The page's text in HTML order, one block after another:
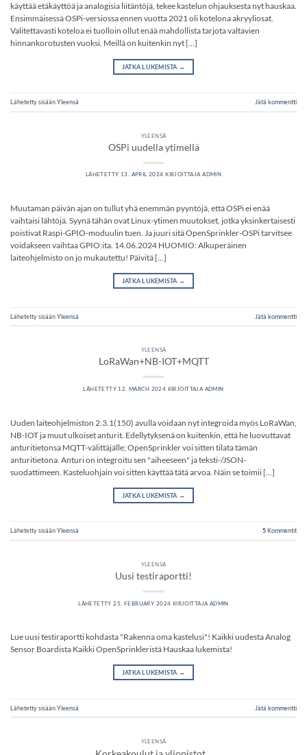
käyttää etäkäyttöä ja analogisia liitäntöjä, tekee kastelun ohjauksesta nyt hauskaa.
Ensimmäisessä OSPi-versiossa ennen vuotta 2021 oli kotelona akryyliosat.
Valitettavasti koteloa ei tuolloin ollut enää mahdollista tarjota valtavien
hinnankorotusten vuoksi. Meillä on kuitenkin nyt […]
JATKA LUKEMISTA →
Lähetetty sisäänYleensä Jätä kommentti
YLEENSÄ
OSPi uudella ytimellä
LÄHETETTY 13. APRIL 2024 KIRJOITTAJAADMIN
Muutaman päivän ajan on tullut yhä enemmän pyyntöjä, että OSPi ei enää
vaihtaisi lähtöjä. Syynä tähän ovat Linux-ytimen muutokset, jotka yksinkertaisesti
poistivat Raspi-GPIO-moduulin tuen. Ja juuri sitä OpenSprinkler-OSPi tarvitsee
voidakseen vaihtaa GPIO:ita. 14.06.2024 HUOMIO: Alkuperäinen
laiteohjelmisto on jo mukautettu! Päivitä […]
JATKA LUKEMISTA →
Lähetetty sisäänYleensä Jätä kommentti
YLEENSÄ
LoRaWan+NB-IOT+MQTT
LÄHETETTY 12. MARCH 2024 KIRJOITTAJA ADMIN
Uuden laiteohjelmiston 2.3.1(150) avulla voidaan nyt integroida myös LoRaWan,
NB-IOT ja muut ulkoiset anturit. Edellytyksenä on kuitenkin, että he luovuttavat
anturitietonsa MQTT-välittäjälle; OpenSprinkler voi sitten tilata tämän
anturitietona. Anturi on integroitu sen "aiheeseen" ja teksti-/JSON-
suodattimeen. Kasteluohjain voi sitten käyttää tätä arvoa. Näin se toimii […]
JATKA LUKEMISTA →
Lähetetty sisäänYleensä 5Kommentit
YLEENSÄ
Uusi testiraportti!
LÄHETETTY25. FEBRUARY 2024 KIRJOITTAJA ADMIN
Lue uusi testiraportti kohdasta "Rakenna oma kastelusi"! Kaikki uudesta Analog
Sensor Boardista Kaikki OpenSprinkleristä Hauskaa lukemista!
JATKA LUKEMISTA →
Lähetetty sisäänYleensä Jätä kommentti
YLEENSÄ